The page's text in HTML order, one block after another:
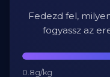
Fedezd fel,
fogyassz az
0.8g/kg